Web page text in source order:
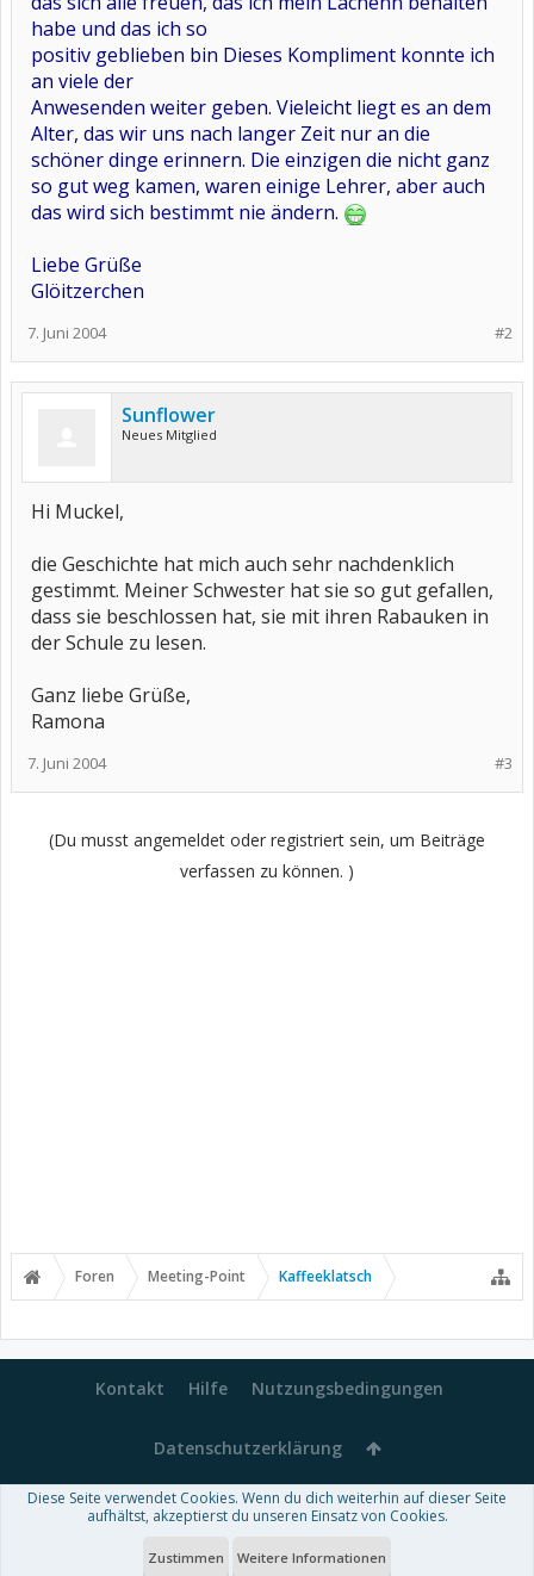
habe und das ich so
positiv geblieben bin Dieses Kompliment konnte ich
an viele der
Anwesenden weiter geben. Vieleicht liegt es an dem
Alter, das wir uns nach langer Zeit nur an die
schöner dinge erinnern. Die einzigen die nicht ganz
so gut weg kamen, waren einige Lehrer, aber auch
das wird sich bestimmt nie ändern.
Liebe Grüße
Glöitzerchen
#2
7. Juni 2004
Sunflower
Neues Mitglied
Hi Muckel,
die Geschichte hat mich auch sehr nachdenklich
gestimmt. Meiner Schwester hat sie so gut gefallen,
dass sie beschlossen hat, sie mit ihren Rabauken in
der Schule zu lesen.
Ganz liebe Grüße,
Ramona
#3
7. Juni 2004
(Du musst angemeldet oder registriert sein, um Beiträge
verfassen zu können. )
Foren Meeting-Point Kaffeeklatsch
Kontakt Hilfe Nutzungsbedingungen
Datenschutzerklärung
Forum software by XenForo™-Deutsch von xenDach
Theme designed byThemeHouse
Diese Seite verwendet Cookies. Wenn du dich weiterhin auf dieser Seite
aufhältst, akzeptierst du unseren Einsatz von Cookies.
Zustimmen Weitere Informationen